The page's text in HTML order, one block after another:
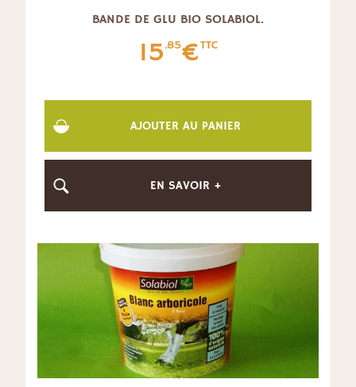
BANDE DE GLU BIO SOLABIOL.
15.85€TTC
AJOUTER AU PANIER
EN SAVOIR +